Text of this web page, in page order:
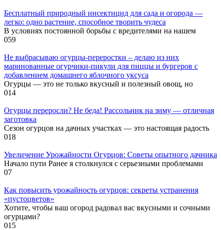
Бесплатный природный инсектицид для сада и огорода —
легко: одно растение, способное творить чудеса
В условиях постоянной борьбы с вредителями на нашем
059
Не выбрасываю огурцы-переростки – делаю из них
маринованные огурчики-пикули для пиццы и бургеров с
добавлением домашнего яблочного уксуса
Огурцы — это не только вкусный и полезный овощ, но
014
Огурцы переросли? Не беда! Рассольник на зиму — отличная
заготовка
Сезон огурцов на дачных участках — это настоящая радость
018
Увеличение Урожайности Огурцов: Советы опытного дачника
Начало пути Ранее я столкнулся с серьезными проблемами
07
Как повысить урожайность огурцов: секреты устранения
«пустоцветов»
Хотите, чтобы ваш огород радовал вас вкусными и сочными
огурцами?
015